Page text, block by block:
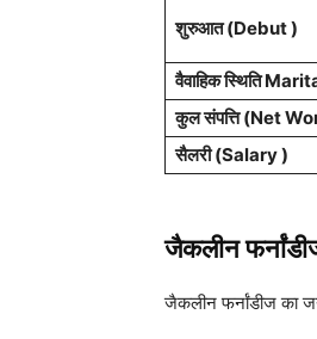
शुरुआत (Debut )
वैवाहिक स्थिति
कुल संपत्ति (Net
सैलरी (Salary )
जैकलीन
जैकलीन फर्नांडीज का